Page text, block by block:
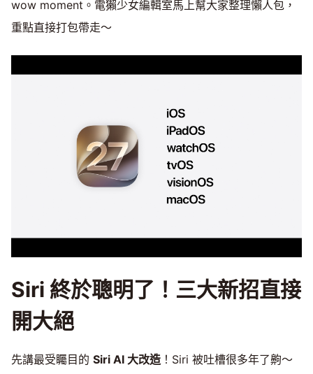
wow moment。電獺少女編輯室馬上幫大家整理懶人包，
重點直接打包帶走～
Siri 終於聰明了！三大新招直接
開大絕
先講最受矚目的 Siri AI 大改造 ！Siri 被吐槽很多年了齁～